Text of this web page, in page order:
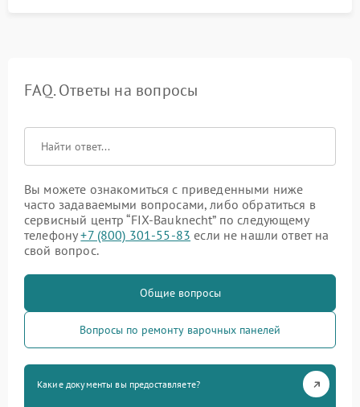
FAQ. Ответы на вопросы
Вы можете ознакомиться с приведенными ниже
часто задаваемыми вопросами, либо обратиться в
сервисный центр “FIX-Bauknecht” по следующему
телефону+7 (800) 301-55-83 если не нашли ответ на
свой вопрос.
Общие вопросы
Вопросы по ремонту варочных панелей
Какие документы вы предоставляете?